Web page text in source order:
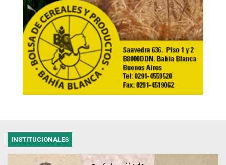
INSTITUCIONALES